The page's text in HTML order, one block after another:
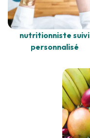
nutritionniste suivi
personnalisé